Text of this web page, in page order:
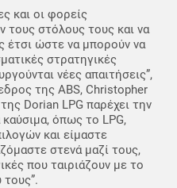
και οι φορείς
τους στόλους τους και να
έτσι ώστε να μπορούν να
στρατηγικές
νέες απαιτήσεις”,
της ABS, Christopher
Dorian LPG παρέχει την
καύσιμα, όπως το LPG,
και είμαστε
στενά μαζί τους,
που ταιριάζουν με το